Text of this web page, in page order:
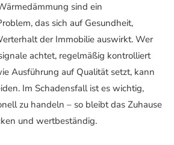
sind ein
das sich auf Gesundheit,
der Immobilie auswirkt. Wer
achtet, regelmäßig kontrolliert
Ausführung auf Qualität setzt, kann
Im Schadensfall ist es wichtig,
zu handeln – so bleibt das Zuhause
und wertbeständig.